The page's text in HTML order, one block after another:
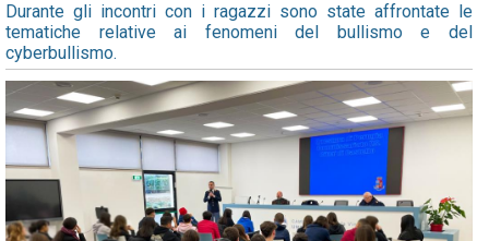
Durante gli incontri con i ragazzi sono state affrontate le
tematiche relative ai fenomeni del bullismo e del
cyberbullismo.